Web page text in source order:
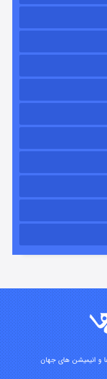
شد
و انیمیشن های جهان